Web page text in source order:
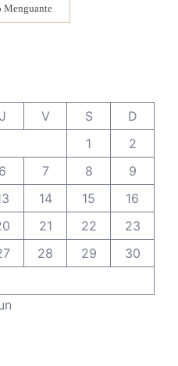
Menguante
J V S
D
1
2
6 7 8
9
14 15
16
21 22
23
28 29
30